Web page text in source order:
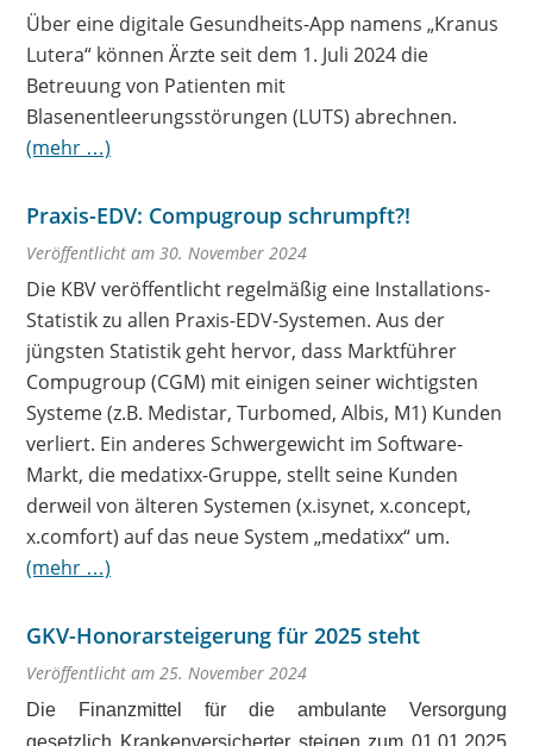
Über eine digitale Gesundheits-App namens „Kranus
Lutera“ können Ärzte seit dem 1. Juli 2024 die
Betreuung von Patienten mit
Blasenentleerungsstörungen (LUTS) abrechnen.
(mehr …)
Praxis-EDV: Compugroup schrumpft?!
Veröffentlicht am 30. November 2024
Die KBV veröffentlicht regelmäßig eine Installations-
Statistik zu allen Praxis-EDV-Systemen. Aus der
jüngsten Statistik geht hervor, dass Marktführer
Compugroup (CGM) mit einigen seiner wichtigsten
Systeme (z.B. Medistar, Turbomed, Albis, M1) Kunden
verliert. Ein anderes Schwergewicht im Software-
Markt, die medatixx-Gruppe, stellt seine Kunden
derweil von älteren Systemen (x.isynet, x.concept,
x.comfort) auf das neue System „medatixx“ um.
(mehr …)
GKV-Honorarsteigerung für 2025 steht
Veröffentlicht am 25. November 2024
Die Finanzmittel für die ambulante Versorgung